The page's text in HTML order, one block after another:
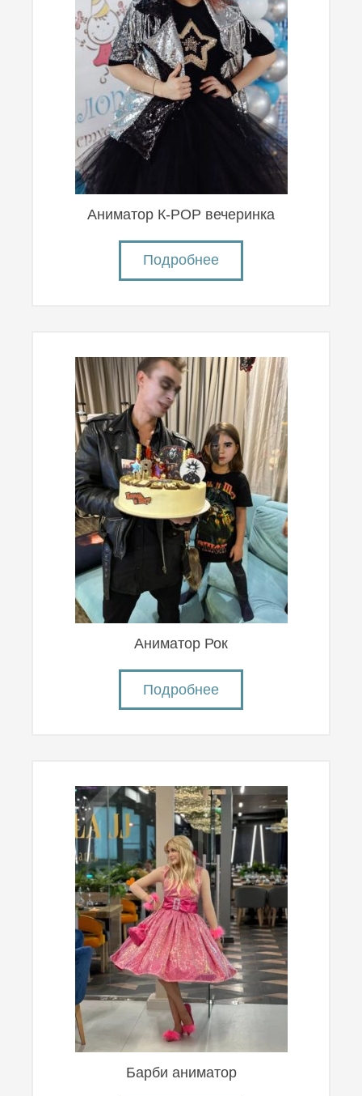
Аниматор К-POP вечеринка
Подробнее
Аниматор Рок
Подробнее
Барби аниматор